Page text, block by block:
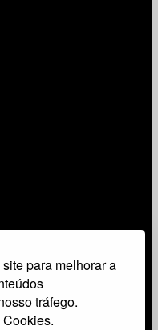
para melhorar a
tráfego.